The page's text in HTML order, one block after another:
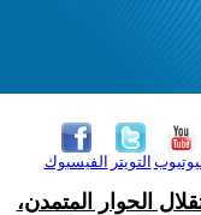
الفيسبوك التويتر
الحوار المتمدن،